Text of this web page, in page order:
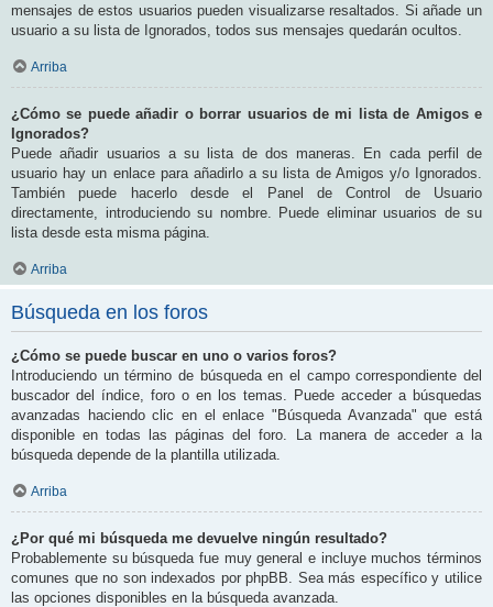
mensajes de estos usuarios pueden visualizarse resaltados. Si añade un
usuario a su lista de Ignorados, todos sus mensajes quedarán ocultos.
Arriba
¿Cómo se puede añadir o borrar usuarios de mi lista de Amigos e
Ignorados?
Puede añadir usuarios a su lista de dos maneras. En cada perfil de
usuario hay un enlace para añadirlo a su lista de Amigos y/o Ignorados.
También puede hacerlo desde el Panel de Control de Usuario
directamente, introduciendo su nombre. Puede eliminar usuarios de su
lista desde esta misma página.
Arriba
Búsqueda en los foros
¿Cómo se puede buscar en uno o varios foros?
Introduciendo un término de búsqueda en el campo correspondiente del
buscador del índice, foro o en los temas. Puede acceder a búsquedas
avanzadas haciendo clic en el enlace "Búsqueda Avanzada" que está
disponible en todas las páginas del foro. La manera de acceder a la
búsqueda depende de la plantilla utilizada.
Arriba
¿Por qué mi búsqueda me devuelve ningún resultado?
Probablemente su búsqueda fue muy general e incluye muchos términos
comunes que no son indexados por phpBB. Sea más específico y utilice
las opciones disponibles en la búsqueda avanzada.